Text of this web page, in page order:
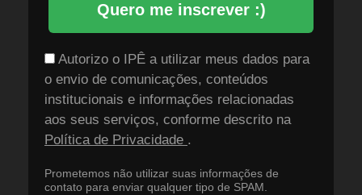
Quero me inscrever :)
Autorizo o IPÊ a utilizar meus dados para
o envio de comunicações, conteúdos
institucionais e informações relacionadas
aos seus serviços, conforme descrito na
Política de Privacidade .
Prometemos não utilizar suas informações de
contato para enviar qualquer tipo de SPAM.